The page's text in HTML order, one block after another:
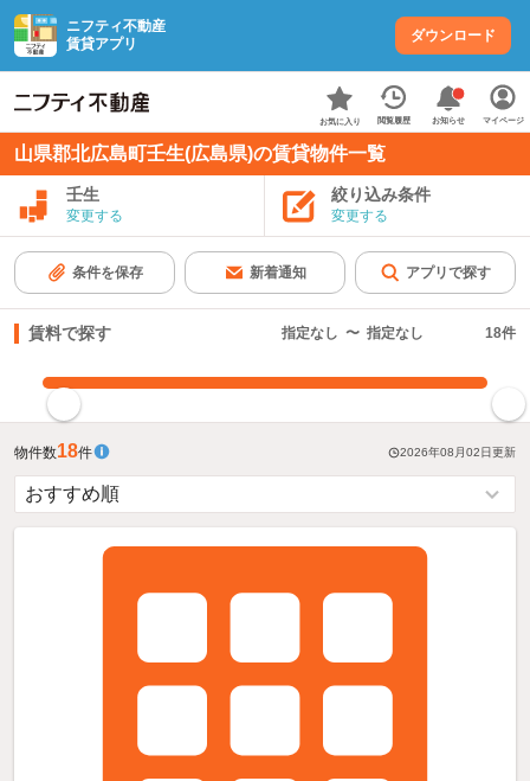
ニフティ不動産
賃貸アプリ
ダウンロード
お気に入り 閲覧履歴 お知らせ マイページ
山県郡北広島町壬生(広島県)の賃貸物件一覧
壬生
変更する
絞り込み条件
変更する
条件を保存 新着通知 アプリで探す
賃料で探す 指定なし 〜 指定なし 18件
物件数18件 2026年08月02日更新